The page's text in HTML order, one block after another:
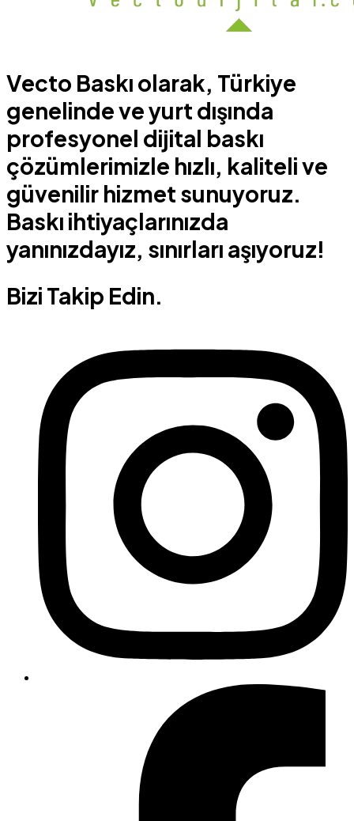
Vecto Baskı olarak, Türkiye
genelinde ve yurt dışında
profesyonel dijital baskı
çözümlerimizle hızlı, kaliteli ve
güvenilir hizmet sunuyoruz.
Baskı ihtiyaçlarınızda
yanınızdayız, sınırları aşıyoruz!
Bizi Takip Edin.